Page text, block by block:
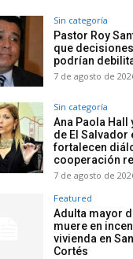
Sin categoría
Pastor Roy
que
podrían
7 de agosto de
Sin categoría
Ana Paola
de El Salvador
fortalecen
cooperación
7 de agosto de
Featured
Adulta mayor
muere en
vivienda en
Cortés